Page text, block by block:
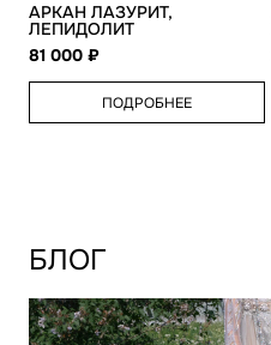
АРКАН ЛАЗУРИТ,
ЛЕПИДОЛИТ
81 000
ПОДРОБНЕЕ
БЛОГ